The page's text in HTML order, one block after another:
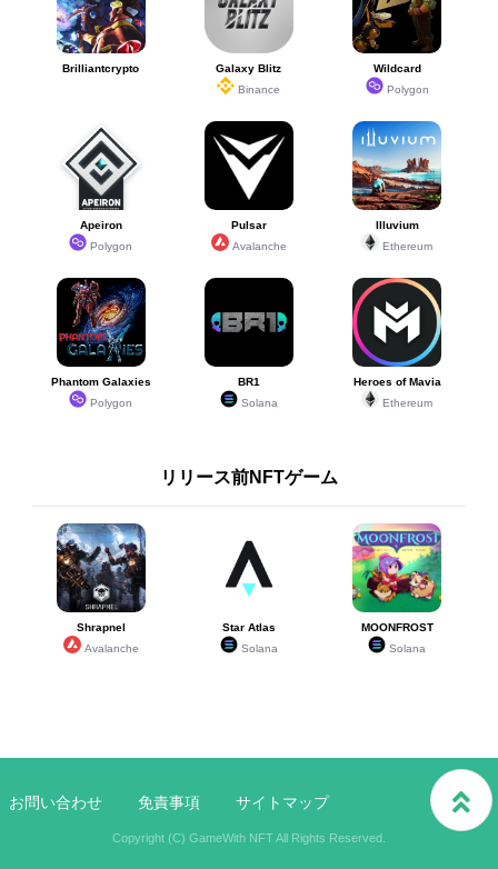
Brilliantcrypto
Galaxy Blitz
Binance
Wildcard
Polygon
Apeiron
Polygon
Pulsar
Avalanche
Illuvium
Ethereum
Phantom Galaxies
Polygon
BR1
Solana
Heroes of Mavia
Ethereum
リリース前NFTゲーム
Shrapnel
Avalanche
Star Atlas
Solana
MOONFROST
Solana
お問い合わせ 免責事項 サイトマップ
Copyright (C) GameWith NFT All Rights Reserved.